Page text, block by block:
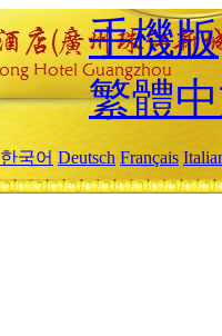
手機版
繁體
한국어 Deutsch Français